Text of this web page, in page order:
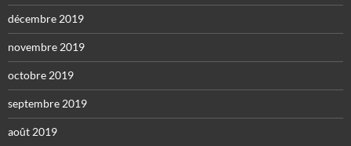
décembre 2019
novembre 2019
octobre 2019
septembre 2019
août 2019